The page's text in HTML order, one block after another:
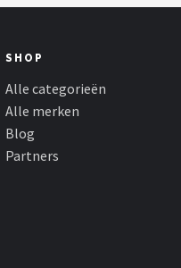
SHOP
Alle categorieën
Alle merken
Blog
Partners